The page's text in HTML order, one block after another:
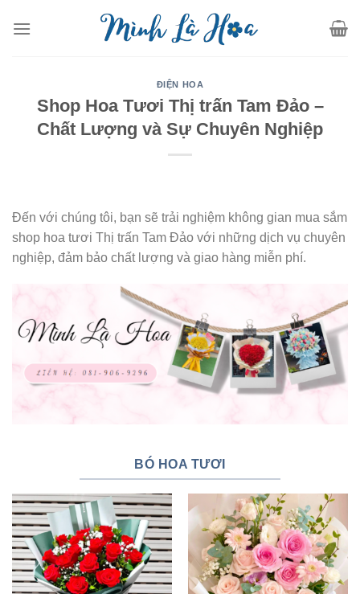
ĐIỆN HOA
Shop Hoa Tươi Thị trấn Tam Đảo –
Chất Lượng và Sự Chuyên Nghiệp
Đến với chúng tôi, bạn sẽ trải nghiệm không gian mua sắm
shop hoa tươi Thị trấn Tam Đảo với những dịch vụ chuyên
nghiệp, đảm bảo chất lượng và giao hàng miễn phí.
BÓ HOA TƯƠI